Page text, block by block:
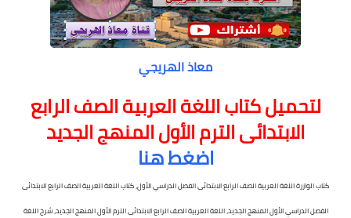
معاذ الهريجي
لتحميل كتاب اللغة العربية الصف الرابع
الابتدائى الترم الأول المنهج الجديد
اضغط هنا
كتاب الوازرة اللغة العربية الصف الرابع الابتدائى الفصل الدراسي الأول، كتاب اللغة العربية الصف الرابع الابتدائى
الفصل الدراسي الأول المنهج الجديد، اللغة العربية الصف الرابع الابتدائى الترم الأول المنهج الجديد، شرح اللغة